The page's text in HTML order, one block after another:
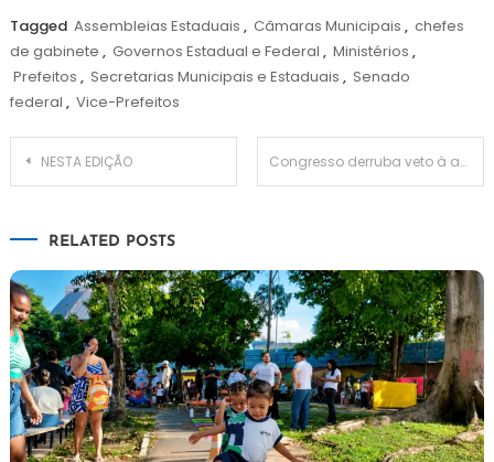
Tagged Assembleias Estaduais , Câmaras Municipais , chefes
de gabinete , Governos Estadual e Federal , Ministérios ,
Prefeitos , Secretarias Municipais e Estaduais , Senado
federal , Vice-Prefeitos
Navegação
NESTA EDIÇÃO Congresso derruba veto à ampliação da vigência do Plano Nacional de Cultura
RELATED POSTS